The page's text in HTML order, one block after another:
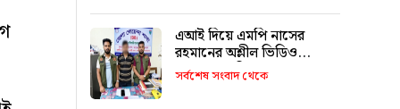
এআই দিয়ে এমপি নাসের
রহমানের অশ্লীল ভিডিও
ছড়ানোর অভিযোগে সাভার
থেকে আটক ১
সর্বশেষ সংবাদ থেকে